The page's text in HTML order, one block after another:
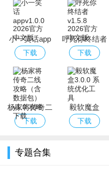
小一笑话app
下载
呼死你终结者
下载
杨家将传奇二
线攻略（含数
下载
毅软魔盒
下载
专题合集